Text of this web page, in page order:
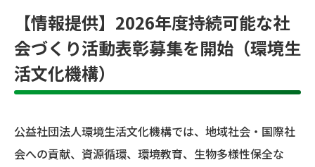
【情報提供】2026年度持続可能な社
会づくり活動表彰募集を開始（環境生
活文化機構）
公益社団法人環境生活文化機構では、地域社会・国際社
会への貢献、資源循環、環境教育、生物多様性保全な